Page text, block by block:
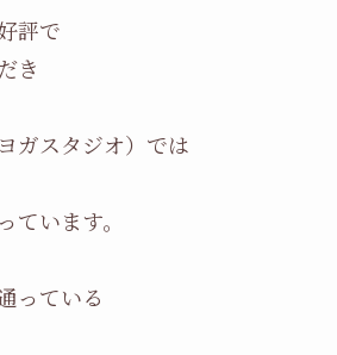
評で
き
ガスタジオ）では
ています。
っている